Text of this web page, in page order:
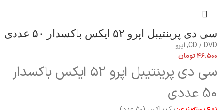
سی دی پرینتیبل اپرو ۵۲ ایکس باکسدار ۵۰ عددی
CD / DVD
, اپرو
۴۶.۵۰۰تومان
سی دی پرینتیبل اپرو ۵۲ ایکس باکسدار
۵۰ عددی